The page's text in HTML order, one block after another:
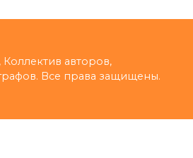
авторов,
Все права защищены.